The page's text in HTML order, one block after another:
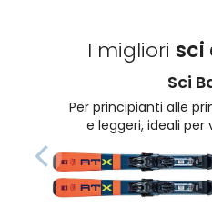
I migliori sci
Sci
Per principianti alle
e leggeri, ideali